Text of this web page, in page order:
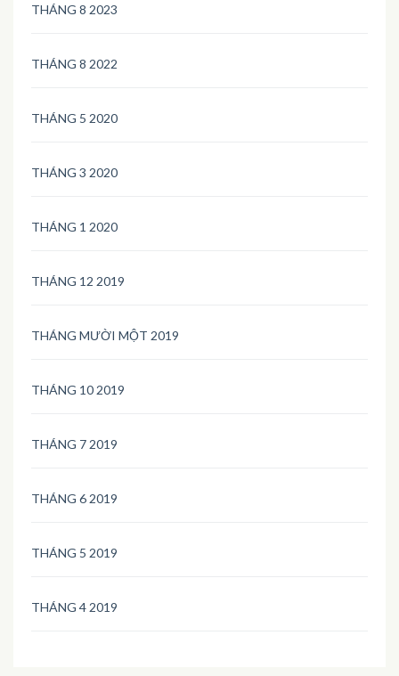
THÁNG 8 2023
THÁNG 8 2022
THÁNG 5 2020
THÁNG 3 2020
THÁNG 1 2020
THÁNG 12 2019
THÁNG MƯỜI MỘT 2019
THÁNG 10 2019
THÁNG 7 2019
THÁNG 6 2019
THÁNG 5 2019
THÁNG 4 2019